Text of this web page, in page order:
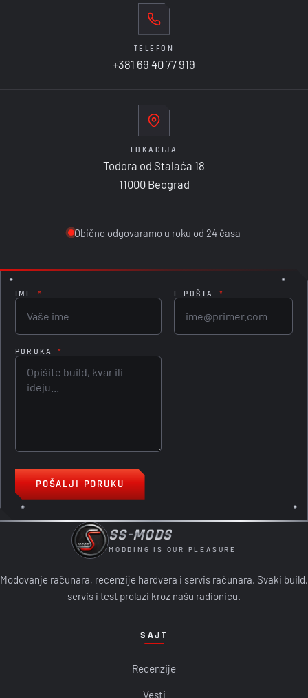
TELEFON
+381 69 40 77 919
LOKACIJA
Todora od Stalaća 18
11000 Beograd
Obično odgovaramo u roku od 24 časa
IME * E-POŠTA *
PORUKA *
POŠALJI PORUKU
SS-MODS
MODDING IS OUR PLEASURE
Modovanje računara, recenzije hardvera i servis računara. Svaki build,
servis i test prolazi kroz našu radionicu.
SAJT
Recenzije
Vesti